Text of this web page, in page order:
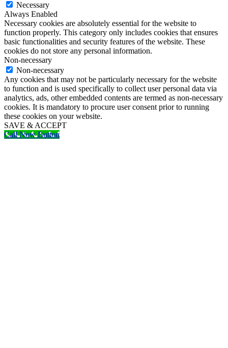
Necessary
Always Enabled
Necessary cookies are absolutely essential for the website to
function properly. This category only includes cookies that ensures
basic functionalities and security features of the website. These
cookies do not store any personal information.
Non-necessary
Non-necessary
Any cookies that may not be particularly necessary for the website
to function and is used specifically to collect user personal data via
analytics, ads, other embedded contents are termed as non-necessary
cookies. It is mandatory to procure user consent prior to running
these cookies on your website.
SAVE & ACCEPT
Call Now Button